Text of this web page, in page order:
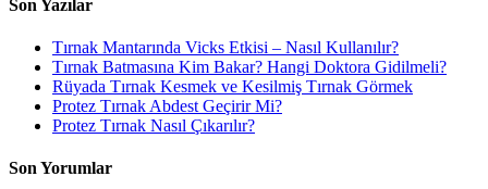
Son Yazılar
Tırnak Mantarında Vicks Etkisi – Nasıl Kullanılır?
Tırnak Batmasına Kim Bakar? Hangi Doktora Gidilmeli?
Rüyada Tırnak Kesmek ve Kesilmiş Tırnak Görmek
Protez Tırnak Abdest Geçirir Mi?
Protez Tırnak Nasıl Çıkarılır?
Son Yorumlar